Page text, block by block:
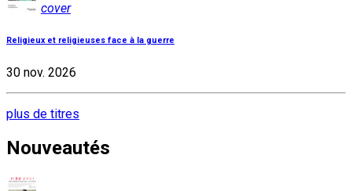
cover
Religieux et religieuses face à la guerre
30 nov. 2026
plus de titres
Nouveautés